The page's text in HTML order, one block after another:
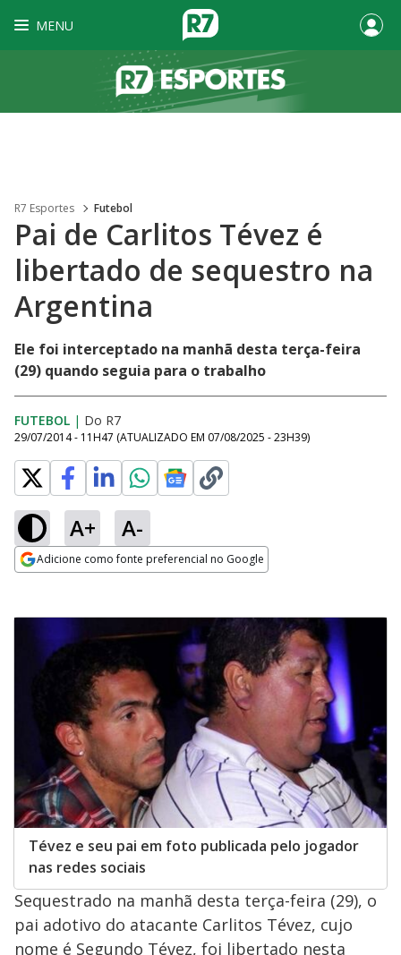
MENU
R7 Esportes Futebol
Pai de Carlitos Tévez é
libertado de sequestro na
Argentina
Ele foi interceptado na manhã desta terça-feira
(29) quando seguia para o trabalho
FUTEBOL | Do R7
29/07/2014 - 11H47 (ATUALIZADO EM 07/08/2025 - 23H39)
A+ A-
Adicione como fonte preferencial no Google
Tévez e seu pai em foto publicada pelo jogador
nas redes sociais
Sequestrado na manhã desta terça-feira (29), o
pai adotivo do atacante Carlitos Tévez, cujo
nome é Segundo Tévez, foi libertado nesta